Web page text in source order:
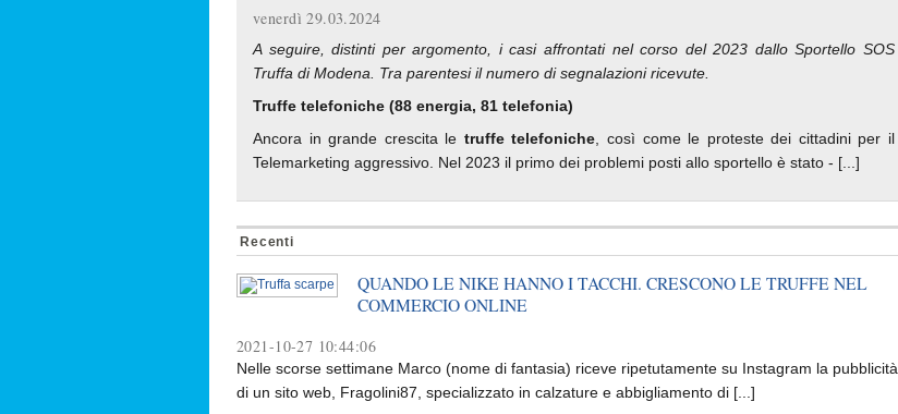
venerdì 29.03.2024
A seguire, distinti per argomento, i casi affrontati nel corso del 2023 dallo Sportello SOS
Truffa di Modena. Tra parentesi il numero di segnalazioni ricevute.
Truffe telefoniche (88 energia, 81 telefonia)
Ancora in grande crescita le truffe telefoniche , così come le proteste dei cittadini per il
Telemarketing aggressivo. Nel 2023 il primo dei problemi posti allo sportello è stato - [...]
Recenti
QUANDO LE NIKE HANNO I TACCHI. CRESCONO LE TRUFFE NEL
COMMERCIO ONLINE
2021-10-27 10:44:06
Nelle scorse settimane Marco (nome di fantasia) riceve ripetutamente su Instagram la pubblicità
di un sito web, Fragolini87, specializzato in calzature e abbigliamento di [...]